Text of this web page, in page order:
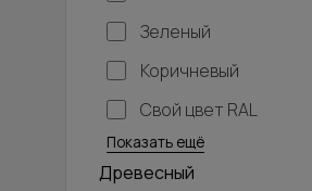
Зеленый
Коричневый
Свой цвет RAL
Серебристый
Серый
Темно-серый
Хаки
Черный
Показать ещё
Древесный